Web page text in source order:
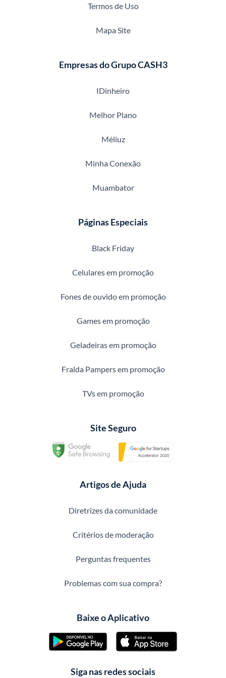
Termos de Uso
Mapa Site
Empresas do Grupo CASH3
IDinheiro
Melhor Plano
Méliuz
Minha Conexão
Muambator
Páginas Especiais
Black Friday
Celulares em promoção
Fones de ouvido em promoção
Games em promoção
Geladeiras em promoção
Fralda Pampers em promoção
TVs em promoção
Site Seguro
Artigos de Ajuda
Diretrizes da comunidade
Critérios de moderação
Perguntas frequentes
Problemas com sua compra?
Baixe o Aplicativo
Siga nas redes sociais